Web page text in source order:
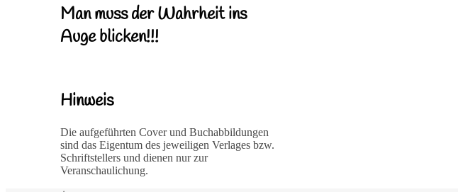
Man muss der Wahrheit ins
Auge blicken!!!
Hinweis
Die aufgeführten Cover und Buchabbildungen
sind das Eigentum des jeweiligen Verlages bzw.
Schriftstellers und dienen nur zur
Veranschaulichung.